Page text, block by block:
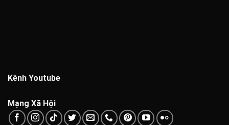
Kênh Youtube
Mạng Xã Hội